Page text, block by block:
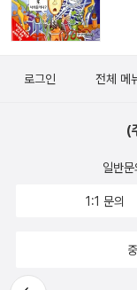
뒤로가
로그인 전체 메
(
일반
1:1 문의